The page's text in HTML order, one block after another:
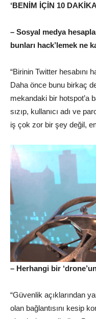
‘BENİM İÇİN 10
– Sosyal medya
bunları hack’lemek ne
“Birinin Twitter hesabını
Daha önce bunu birkaç
mekandaki bir hotspot’a
sızıp, kullanıcı adı ve
iş çok zor bir şey değil,
– Herhangi bir
“Güvenlik açıklarından
olan bağlantısını kesip